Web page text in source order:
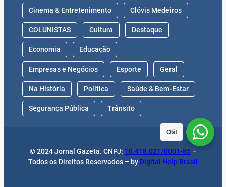
Cinema & Entretenimento Clóvis Medeiros
COLUNISTAS Cultura Destaque
Economia Educação
Empresas e Negócios Esporte Geral
Na História Política Saúde & Bem-Estar
Segurança Pública Trânsito
© 2024 Jornal Gazeta. CNPJ: 10.418.021/0001-85–
Todos os Direitos Reservados – by Digital Help Brasil
Olá!